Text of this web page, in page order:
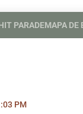
PARADEMAPA DE
PM